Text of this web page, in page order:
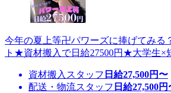
今年の夏上等卍パワーズに捧げてみる
ト★資材搬入で日給27500円★大学生
資材搬入スタッフ 日給27,500円〜
配送・物流スタッフ 日給27,500円